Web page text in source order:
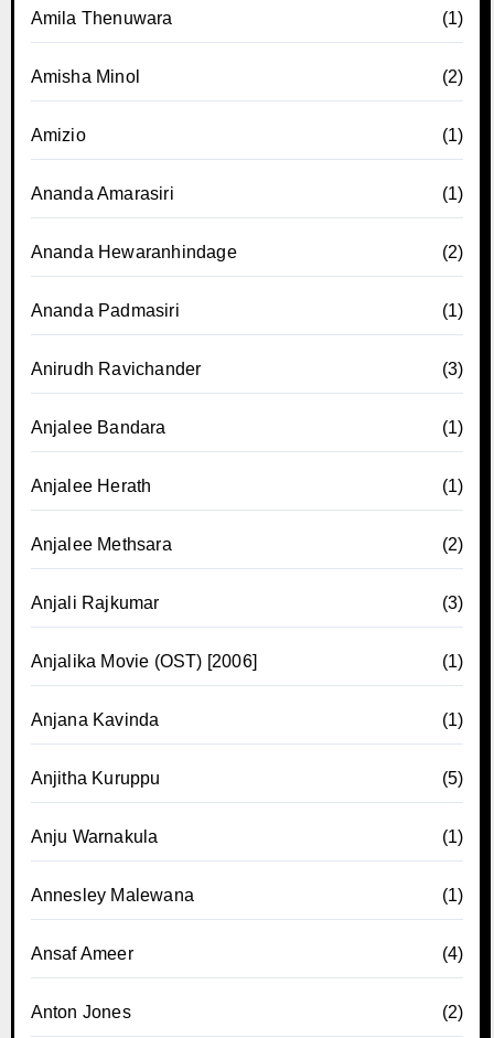
Amila Thenuwara (1)
Amisha Minol (2)
Amizio (1)
Ananda Amarasiri (1)
Ananda Hewaranhindage (2)
Ananda Padmasiri (1)
Anirudh Ravichander (3)
Anjalee Bandara (1)
Anjalee Herath (1)
Anjalee Methsara (2)
Anjali Rajkumar (3)
Anjalika Movie (OST) [2006] (1)
Anjana Kavinda (1)
Anjitha Kuruppu (5)
Anju Warnakula (1)
Annesley Malewana (1)
Ansaf Ameer (4)
Anton Jones (2)